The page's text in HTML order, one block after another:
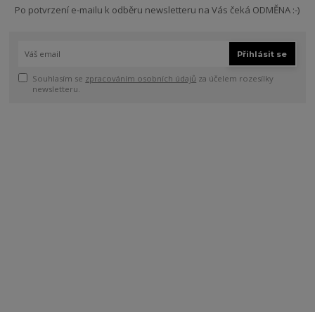
Po potvrzení e-mailu k odběru newsletteru na Vás čeká ODMĚNA :-)
Přihlásit se
Souhlasím se zpracováním osobních údajů za účelem rozesílky
newsletteru.